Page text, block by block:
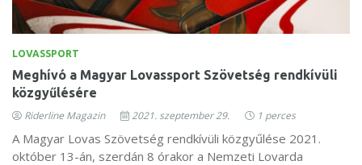
LOVASSPORT
Meghívó a Magyar Lovassport Szövetség rendkívüli
közgyűlésére
Riderline Magazin 2021. szeptember 29. 1 perces
A Magyar Lovas Szövetség rendkívüli közgyűlése 2021.
október 13-án, szerdán 8 órakor a Nemzeti Lovarda